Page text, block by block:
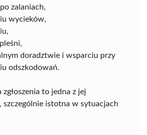
zalaniach,
wycieków,
doradztwie i wsparciu przy
odszkodowań.
zgłoszenia to jedna z jej
szczególnie istotna w sytuacjach